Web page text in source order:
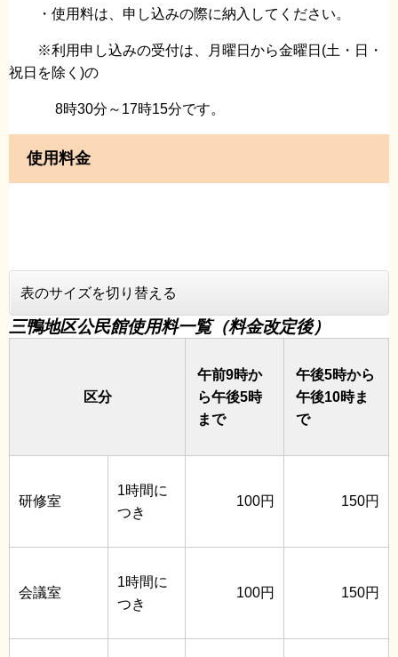
・使用料は、申し込みの際に納入してください。
※利用申し込みの受付は、月曜日から金曜日(土・日・
祝日を除く)の
8時30分～17時15分です。
使用料金
表のサイズを切り替える
三鴨地区公民館使用料一覧（料金改定後）
区分
午前9時か
ら午後5時
まで
午後5時から
午後10時ま
で
研修室
1時間に
つき
100円 150円
会議室
1時間に
つき
100円 150円